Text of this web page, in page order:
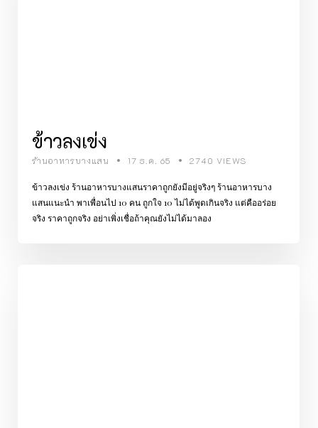
ข้าวลงเข่ง
17 ธ.ค. 65
ร้านอาหารบางแสน 2740 VIEWS
ข้าวลงเข่ง ร้านอาหารบางแสนราคาถูกยังมีอยู่จริงๆ ร้านอาหารบาง
แสนแนะนำ พาเพื่อนไป 10 คน ถูกใจ 10 ไม่ได้พูดเกินจริง แต่คืออร่อย
จริง ราคาถูกจริง อย่าเพิ่งเชื่อถ้าคุณยังไม่ได้มาลอง